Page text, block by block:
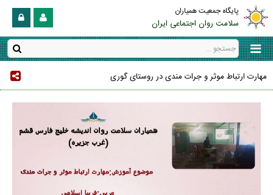
پایگاه جمعیت همیاران
سلامت روان اجتماعی ایران
مهارت ارتباط موثر و جرات مندی در روستای گوری